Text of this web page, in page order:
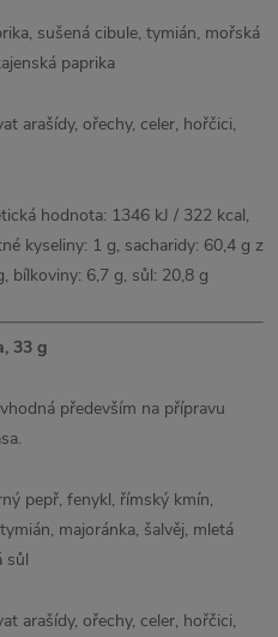
sušená cibule, tymián, mořská
paprika
arašídy, ořechy, celer, hořčici,
hodnota: 1346 kJ / 322 kcal,
kyseliny: 1 g, sacharidy: 60,4 g z
bílkoviny: 6,7 g, sůl: 20,8 g
33 g
především na přípravu
pepř, fenykl, římský kmín,
majoránka, šalvěj, mletá
sůl
arašídy, ořechy, celer, hořčici,